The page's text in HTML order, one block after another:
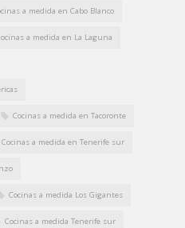
a medida en Cabo Blanco
a medida en La Laguna
Cocinas a medida en Tacoronte
Cocinas a medida en Tenerife sur
Cocinas a medida Los Gigantes
Cocinas a medida Tenerife sur